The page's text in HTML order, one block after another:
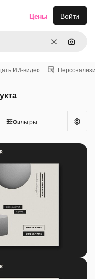
ОчиститьПоиск
Цены Войти
ИИ-видео
Фильтры